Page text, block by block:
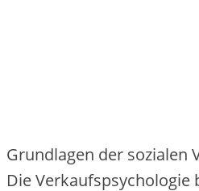
Grundlagen d‬er sozialen
D‬ie Verkaufspsychologie